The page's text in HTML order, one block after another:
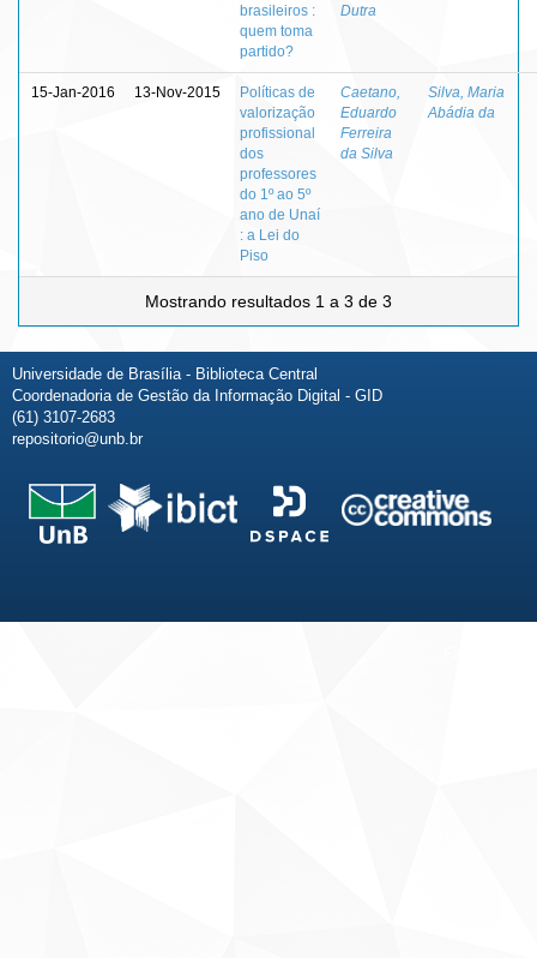
brasileiros :
quem toma
partido?
Dutra
15-Jan-2016 13-Nov-2015
Políticas de
valorização
profissional
dos
professores
do 1º ao 5º
ano de Unaí
: a Lei do
Piso
Caetano,
Eduardo
Ferreira
da Silva
Silva, Maria
Abádia da
Mostrando resultados 1 a 3 de 3
Universidade de Brasília - Biblioteca Central
Coordenadoria de Gestão da Informação Digital - GID
(61) 3107-2683
repositorio@unb.br